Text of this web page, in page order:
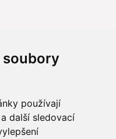
soubory
používají
další sledovací